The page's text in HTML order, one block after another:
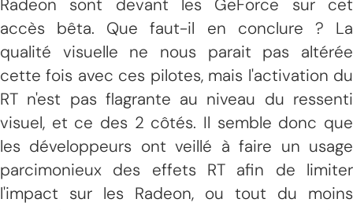
Radeon sont devant les GeForce sur cet
accès bêta. Que faut-il en conclure ? La
qualité visuelle ne nous parait pas altérée
cette fois avec ces pilotes, mais l'activation du
RT n'est pas flagrante au niveau du ressenti
visuel, et ce des 2 côtés. Il semble donc que
les développeurs ont veillé à faire un usage
parcimonieux des effets RT afin de limiter
l'impact sur les Radeon, ou tout du moins